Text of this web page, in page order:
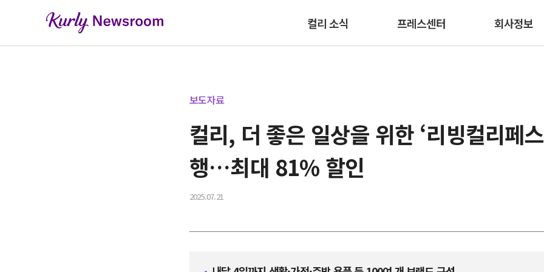
컬리 소식 프레스센터 회사정보
보도자료
컬리, 더 좋은 일상을 위한 ‘리빙컬리페
행…최대 81% 할인
2025.07.21